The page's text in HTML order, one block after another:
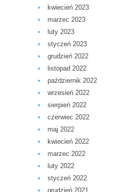
kwiecień 2023
marzec 2023
luty 2023
styczeń 2023
grudzień 2022
listopad 2022
październik 2022
wrzesień 2022
sierpień 2022
czerwiec 2022
maj 2022
kwiecień 2022
marzec 2022
luty 2022
styczeń 2022
grudzień 2021